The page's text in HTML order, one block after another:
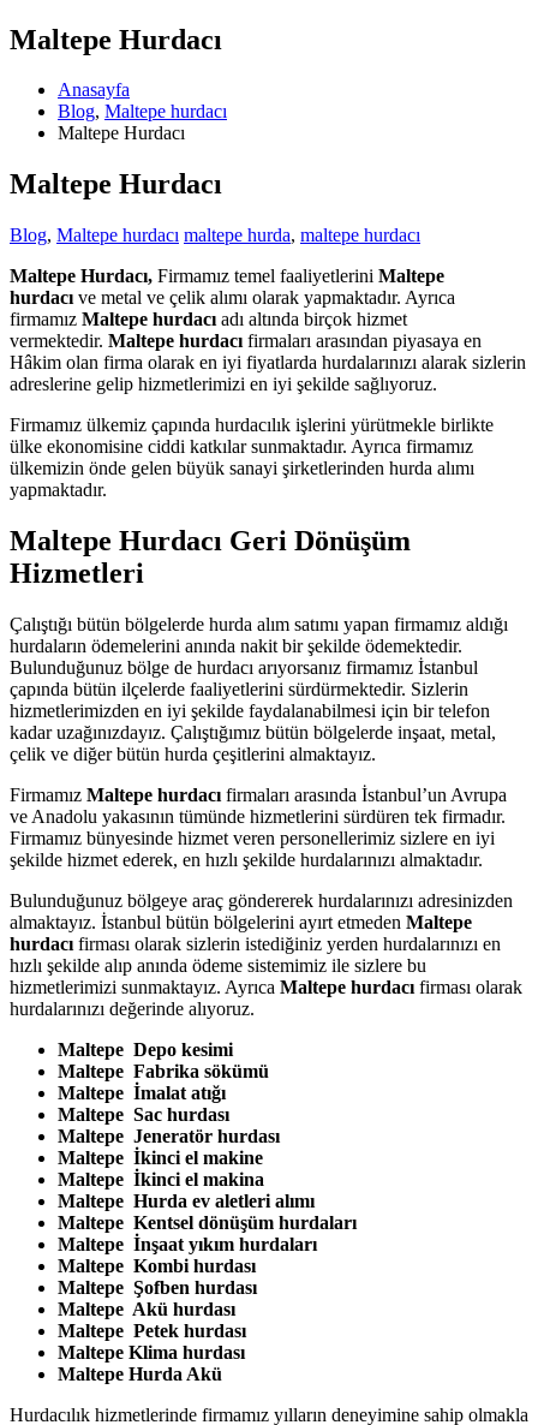
Maltepe Hurdacı
Anasayfa
Blog, Maltepe hurdacı
Maltepe Hurdacı
Maltepe Hurdacı
Blog, Maltepe hurdacı maltepe hurda, maltepe hurdacı
Maltepe Hurdacı, Firmamız temel faaliyetlerini Maltepe
hurdacı ve metal ve çelik alımı olarak yapmaktadır. Ayrıca
firmamız Maltepe hurdacı adı altında birçok hizmet
vermektedir. Maltepe hurdacı firmaları arasından piyasaya en
Hâkim olan firma olarak en iyi fiyatlarda hurdalarınızı alarak sizlerin
adreslerine gelip hizmetlerimizi en iyi şekilde sağlıyoruz.
Firmamız ülkemiz çapında hurdacılık işlerini yürütmekle birlikte
ülke ekonomisine ciddi katkılar sunmaktadır. Ayrıca firmamız
ülkemizin önde gelen büyük sanayi şirketlerinden hurda alımı
yapmaktadır.
Maltepe Hurdacı Geri Dönüşüm
Hizmetleri
Çalıştığı bütün bölgelerde hurda alım satımı yapan firmamız aldığı
hurdaların ödemelerini anında nakit bir şekilde ödemektedir.
Bulunduğunuz bölge de hurdacı arıyorsanız firmamız İstanbul
çapında bütün ilçelerde faaliyetlerini sürdürmektedir. Sizlerin
hizmetlerimizden en iyi şekilde faydalanabilmesi için bir telefon
kadar uzağınızdayız. Çalıştığımız bütün bölgelerde inşaat, metal,
çelik ve diğer bütün hurda çeşitlerini almaktayız.
Firmamız Maltepe hurdacı firmaları arasında İstanbul’un Avrupa
ve Anadolu yakasının tümünde hizmetlerini sürdüren tek firmadır.
Firmamız bünyesinde hizmet veren personellerimiz sizlere en iyi
şekilde hizmet ederek, en hızlı şekilde hurdalarınızı almaktadır.
Bulunduğunuz bölgeye araç göndererek hurdalarınızı adresinizden
almaktayız. İstanbul bütün bölgelerini ayırt etmeden Maltepe
hurdacı firması olarak sizlerin istediğiniz yerden hurdalarınızı en
hızlı şekilde alıp anında ödeme sistemimiz ile sizlere bu
hizmetlerimizi sunmaktayız. Ayrıca Maltepe hurdacı firması olarak
hurdalarınızı değerinde alıyoruz.
Maltepe Depo kesimi
Maltepe Fabrika sökümü
Maltepe İmalat atığı
Maltepe Sac hurdası
Maltepe Jeneratör hurdası
Maltepe İkinci el makine
Maltepe İkinci el makina
Maltepe Hurda ev aletleri alımı
Maltepe Kentsel dönüşüm hurdaları
Maltepe İnşaat yıkım hurdaları
Maltepe Kombi hurdası
Maltepe Şofben hurdası
Maltepe Akü hurdası
Maltepe Petek hurdası
Maltepe Klima hurdası
Maltepe Hurda Akü
Hurdacılık hizmetlerinde firmamız yılların deneyimine sahip olmakla